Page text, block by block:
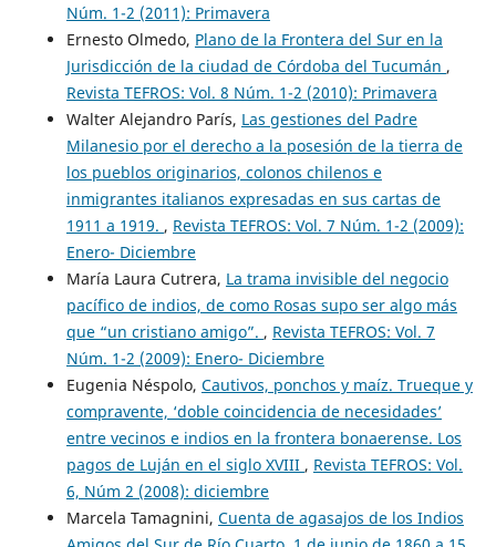
Núm. 1-2 (2011): Primavera
Ernesto Olmedo, Plano de la Frontera del Sur en la
Jurisdicción de la ciudad de Córdoba del Tucumán ,
Revista TEFROS: Vol. 8 Núm. 1-2 (2010): Primavera
Walter Alejandro París, Las gestiones del Padre
Milanesio por el derecho a la posesión de la tierra de
los pueblos originarios, colonos chilenos e
inmigrantes italianos expresadas en sus cartas de
1911 a 1919. , Revista TEFROS: Vol. 7 Núm. 1-2 (2009):
Enero- Diciembre
María Laura Cutrera, La trama invisible del negocio
pacífico de indios, de como Rosas supo ser algo más
que “un cristiano amigo”. , Revista TEFROS: Vol. 7
Núm. 1-2 (2009): Enero- Diciembre
Eugenia Néspolo, Cautivos, ponchos y maíz. Trueque y
compravente, ‘doble coincidencia de necesidades’
entre vecinos e indios en la frontera bonaerense. Los
pagos de Luján en el siglo XVIII , Revista TEFROS: Vol.
6, Núm 2 (2008): diciembre
Marcela Tamagnini, Cuenta de agasajos de los Indios